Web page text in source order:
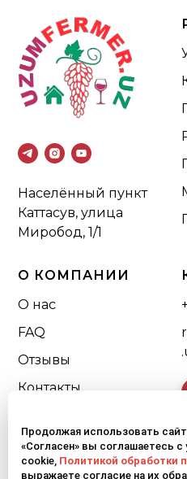
Населённый пункт
Каттасув, улица
Миробод, 1/1
О КОМПАНИИ
О нас
FAQ
Отзывы
Контакты
Продолжая использовать
«Согласен» вы соглашаетесь
cookie, Политикой обработки
выражаете согласие на их